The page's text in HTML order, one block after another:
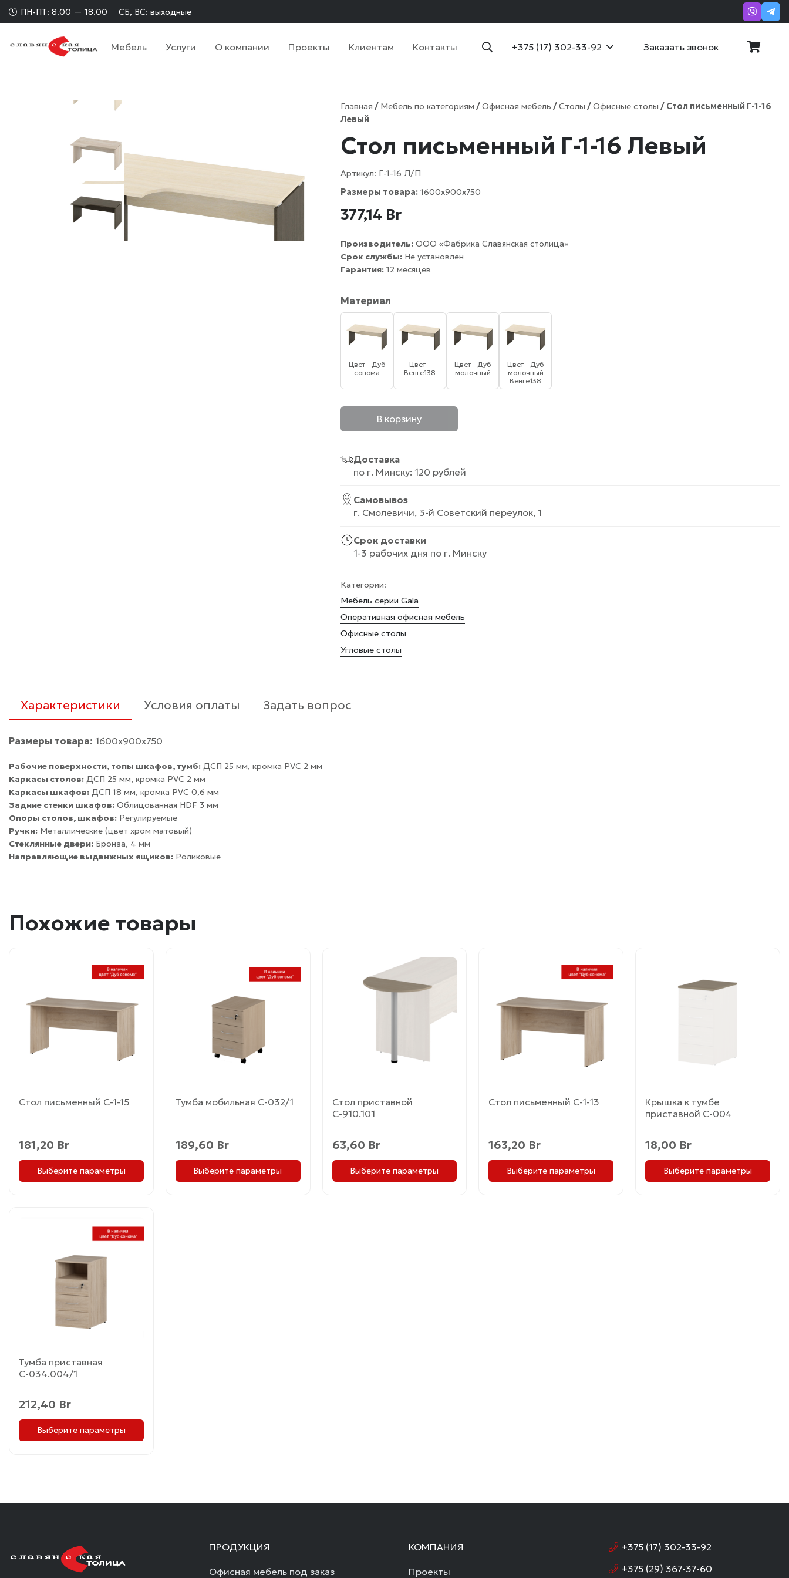
ПН-ПТ: 8.00 — 18.00 СБ, ВС: выходные
Мебель Услуги О компании Проекты Клиентам Контакты +375 (17) 302-33-92 Заказать звонок
Главная / Мебель по категориям /Офисная мебель /Столы /Офисные столы / Стол письменный Г-1-16
Левый
Стол письменный Г-1-16 Левый
Артикул: Г-1-16 Л/П
Размеры товара: 1600х900х750
377,14 Br
Производитель: ООО «Фабрика Славянская столица»
Срок службы: Не установлен
Гарантия: 12 месяцев
Материал
Цвет - Дуб
сонома
Цвет -
Венге138
Цвет - Дуб
молочный
Цвет - Дуб
молочный
Венге138
В корзину
Доставка
по г. Минску: 120 рублей
Самовывоз
г. Смолевичи, 3-й Советский переулок, 1
Срок доставки
1-3 рабочих дня по г. Минску
Категории:
Мебель серии Gala
Оперативная офисная мебель
Офисные столы
Угловые столы
Характеристики Условия оплаты Задать вопрос
Размеры товара: 1600х900х750
Рабочие поверхности, топы шкафов, тумб: ДСП 25 мм, кромка PVC 2 мм
Каркасы столов: ДСП 25 мм, кромка PVC 2 мм
Каркасы шкафов: ДСП 18 мм, кромка PVC 0,6 мм
Задние стенки шкафов: Облицованная HDF 3 мм
Опоры столов, шкафов: Регулируемые
Ручки: Металлические (цвет хром матовый)
Стеклянные двери: Бронза, 4 мм
Направляющие выдвижных ящиков: Роликовые
Похожие товары
Стол письменный С-1-15
181,20 Br
Выберите параметры
несколько
вариаций.
Опции
выбрать
Тумба мобильная С-032/1
189,60 Br
Выберите параметры
несколько
вариаций.
выбрать
Стол приставной
С-910.101
63,60 Br
Выберите параметры
Стол письменный С-1-13
163,20 Br
Выберите параметры
несколько
вариаций.
выбрать
Крышка к тумбе
приставной С-004
18,00 Br
Выберите параметры
Тумба приставная
С-034.004/1
212,40 Br
Выберите параметры
несколько
вариаций.
выбрать
ПРОДУКЦИЯ
Офисная мебель под заказ
КОМПАНИЯ
Проекты
+375 (17) 302-33-92
+375 (29) 367-37-60